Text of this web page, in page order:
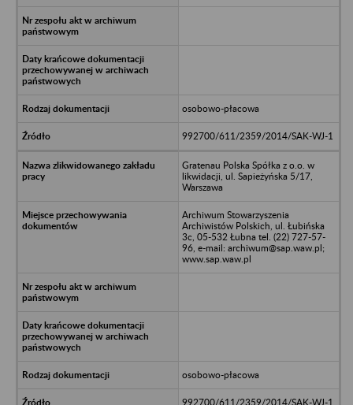
osobowo-płacowa
992700/611/2359/2014/SAK-WJ-1
Gratenau Polska Spółka z o.o. w
likwidacji, ul. Sapieżyńska 5/17,
Warszawa
Archiwum Stowarzyszenia
Archiwistów Polskich, ul. Łubińska
3c, 05-532 Łubna tel. (22) 727-57-
96, e-mail: archiwum@sap.waw.pl;
www.sap.waw.pl
osobowo-płacowa
992700/611/2359/2014/SAK-WJ-1